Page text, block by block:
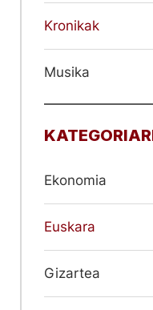
Kronikak
Musika
Ekonomia
Euskara
Gizartea